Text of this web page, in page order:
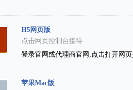
H5网页版
点击网页控制台接待
登录官网或代理商官网,点击打开网
苹果Mac版